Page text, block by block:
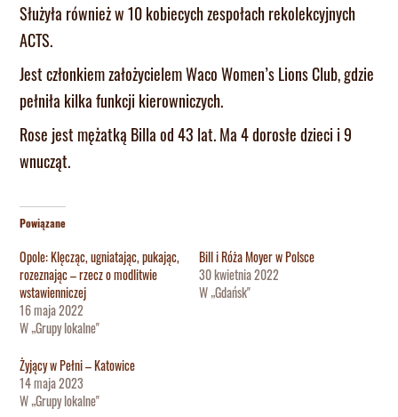
Służyła również w 10 kobiecych zespołach rekolekcyjnych
ACTS.
Jest członkiem założycielem Waco Women’s Lions Club, gdzie
pełniła kilka funkcji kierowniczych.
Rose jest mężatką Billa od 43 lat. Ma 4 dorosłe dzieci i 9
wnucząt.
Powiązane
Opole: Klęcząc, ugniatając, pukając,
rozeznając – rzecz o modlitwie
wstawienniczej
16 maja 2022
W „Grupy lokalne"
Bill i Róża Moyer w Polsce
30 kwietnia 2022
W „Gdańsk"
Żyjący w Pełni – Katowice
14 maja 2023
W „Grupy lokalne"